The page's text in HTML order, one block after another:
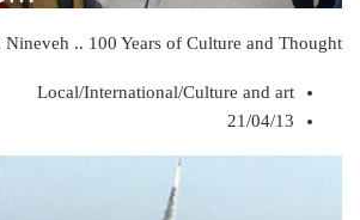
.. 100 Years of Culture and Thought
Local/International/Culture and art
21/04/13